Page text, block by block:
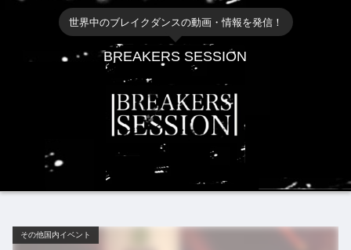
世界中のブレイクダンスの動画・情報を発信！
BREAKERS SESSION
その他国内イベント